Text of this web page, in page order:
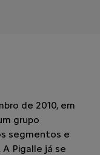
de 2010, em
grupo
segmentos e
A Pigalle já se